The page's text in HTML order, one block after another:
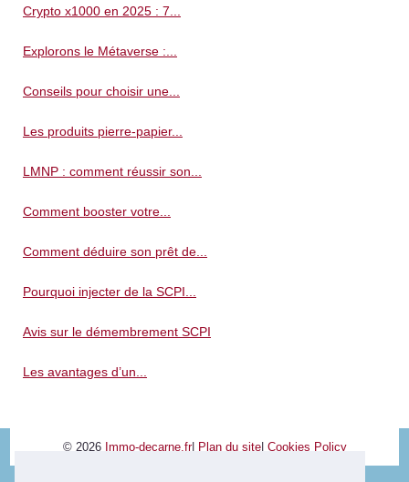
Crypto x1000 en 2025 : 7...
Explorons le Métaverse :...
Conseils pour choisir une...
Les produits pierre-papier...
LMNP : comment réussir son...
Comment booster votre...
Comment déduire son prêt de...
Pourquoi injecter de la SCPI...
Avis sur le démembrement SCPI
Les avantages d’un...
© 2026 Immo-decarne.fr| Plan du site| Cookies Policy